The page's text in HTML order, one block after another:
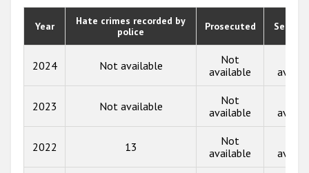
2020
2017
2016
Year
Hate crimes recorded by
police
Prosecuted
2024 Not available
Not
available
2023 Not available
Not
available
2022 13
Not
available